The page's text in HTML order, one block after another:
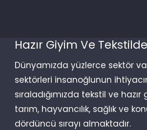
Hazır Giyim Ve
Dünyamızda yüzlerce sektör
sektörleri insanoğlunun
sıraladığımızda tekstil ve
tarım, hayvancılık, sağlık ve
dördüncü sırayı almaktadır.